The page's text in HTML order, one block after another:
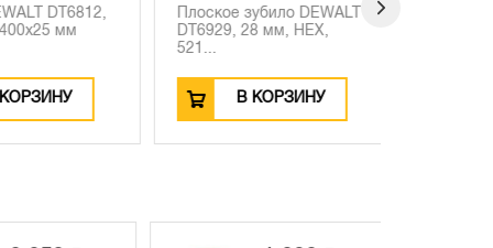
DT6812,
мм
Плоское зубило DEWALT
DT6929, 28 мм, HEX,
521...
В КОРЗИНУ